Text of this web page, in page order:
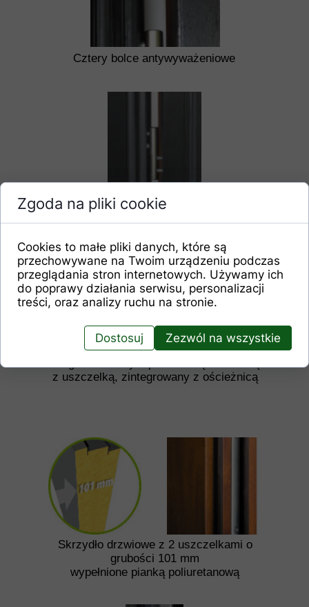
Skrzydło drzwiowe z 2 uszczelkami o
grubości 101 mm
wypełnione pianką poliuretanową
z uszczelką, zintegrowany z ościeżnicą
Cztery bolce antywyważeniowe
Zgoda na pliki cookie
Cookies to małe pliki danych, które są
przechowywane na Twoim urządzeniu podczas
przeglądania stron internetowych. Używamy ich
do poprawy działania serwisu, personalizacji
treści, oraz analizy ruchu na stronie.
Dostosuj Zezwól na wszystkie